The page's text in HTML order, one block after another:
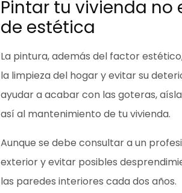
Pintar tu vivienda no
de estética
La pintura, además del factor
la limpieza del hogar y evitar su
ayudar a acabar con las goteras,
así al mantenimiento de tu vivienda.
Aunque se debe consultar a un
exterior y evitar posibles
las paredes interiores cada dos años.